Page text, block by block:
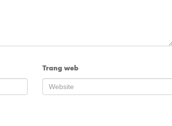
Trang web